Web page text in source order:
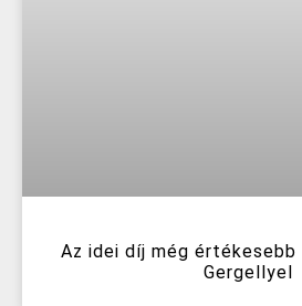
Az idei díj még értékesebb
Gergellyel